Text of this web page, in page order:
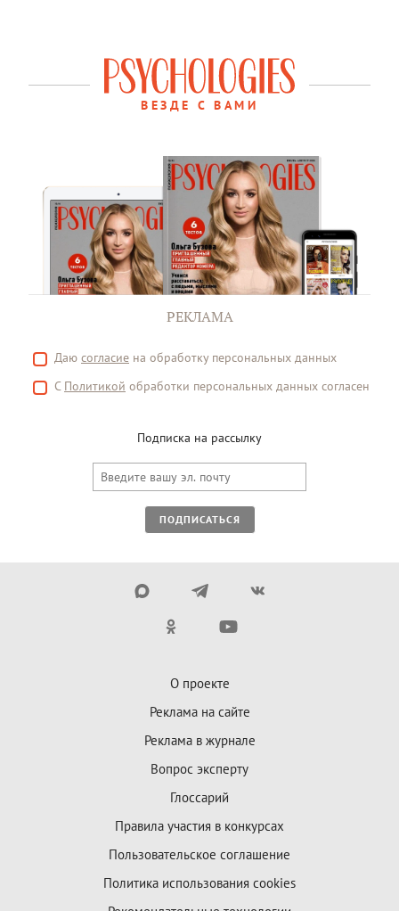
ВЕЗДЕ С ВАМИ
РЕКЛАМА
Даю согласие на обработку персональных данных
С Политикой обработки персональных данных согласен
Подписка на рассылку
ПОДПИСАТЬСЯ
О проекте
Реклама на сайте
Реклама в журнале
Вопрос эксперту
Глоссарий
Правила участия в конкурсах
Пользовательское соглашение
Политика использования cookies